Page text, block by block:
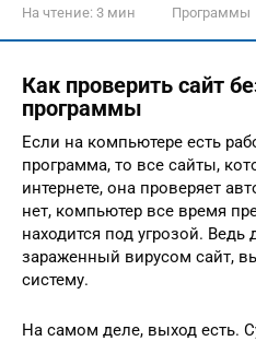
На чтение: 3 мин Программы
Как проверить сайт
программы
Если на компьютере есть
программа, то все сайты,
интернете, она проверяет
нет, компьютер все время
находится под угрозой.
зараженный вирусом сайт,
систему.
На самом деле, выход есть.